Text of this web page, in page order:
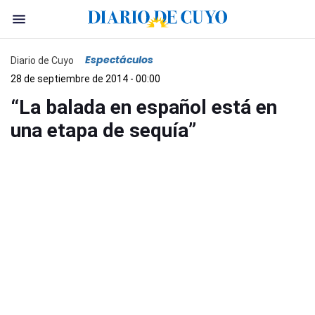
Diario de Cuyo Espectáculos
28 de septiembre de 2014 - 00:00
“La balada en español está en
una etapa de sequía”